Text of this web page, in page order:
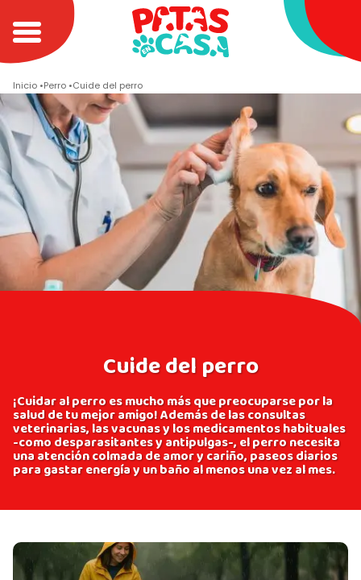
Inicio Perro Cuide del perro
Cuide del perro
¡Cuidar al perro es mucho más que preocuparse por la
salud de tu mejor amigo! Además de las consultas
veterinarias, las vacunas y los medicamentos habituales
-como desparasitantes y antipulgas-, el perro necesita
una atención colmada de amor y cariño, paseos diarios
para gastar energía y un baño al menos una vez al mes.